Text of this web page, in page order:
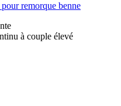
remorque benne
à couple élevé